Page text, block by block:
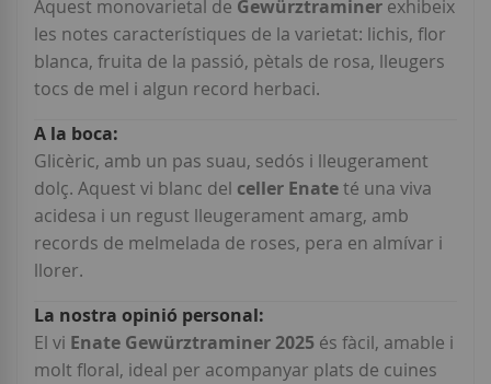
Aquest monovarietal de Gewürztraminer exhibeix
les notes característiques de la varietat: lichis, flor
blanca, fruita de la passió, pètals de rosa, lleugers
tocs de mel i algun record herbaci.
Glicèric, amb un pas suau, sedós i lleugerament
dolç. Aquest vi blanc del celler Enateté una viva
acidesa i un regust lleugerament amarg, amb
records de melmelada de roses, pera en almívar i
llorer.
El vi Enate Gewürztraminer 2025 és fàcil, amable i
molt floral, ideal per acompanyar plats de cuines